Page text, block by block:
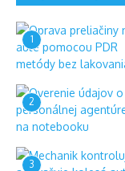
1
2
3